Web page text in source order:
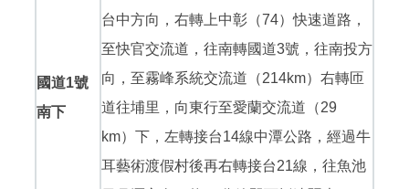
國道1號
南下
台中方向，右轉上中彰（74）快速道路，
至快官交流道，往南轉國道3號，往南投方
向，至霧峰系統交流道（214km）右轉匝
道往埔里，向東行至愛蘭交流道（29
km）下，左轉接台14線中潭公路，經過牛
耳藝術渡假村後再右轉接台21線，往魚池